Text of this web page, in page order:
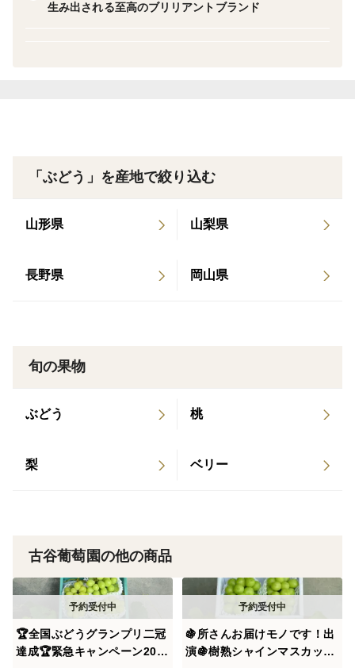
半世紀もの時をかけて葡萄園を営んでいる古谷葡萄園4
微生物土壌】
域環境と
1959年から半世紀もの時を経て培ってきた代々伝わる
限送り続け、
日照時間日本一の太陽の恵みをいっぱいに受けた樹熟
TV出演した至高のシャインマスカットは食に精通したプ
ロさえも唸らせる究極の逸品
フルーツにとってこの上ない最高の環境と半世紀もの時
生み出される至高のブリリアントブランド
「ぶどう」を産地で絞り込む
山形県 山梨県
長野県 岡山県
旬の果物
ぶどう 桃
梨 ベリー
古谷葡萄園の他の商品
🏆全国ぶどうグランプリ二冠
達成🏆緊急キャンペーン20箱
🍇所さんお届けモノです！出
演🍇樹熟シャインマスカット